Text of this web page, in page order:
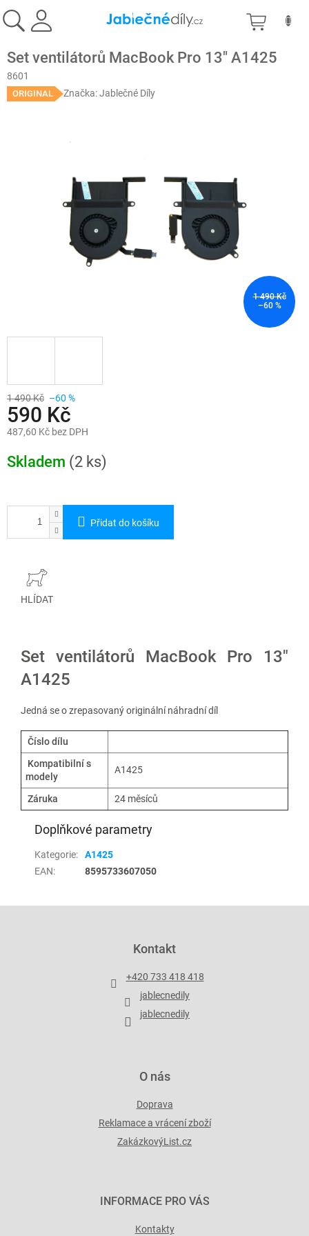
na
obsah
Set ventilátorů MacBook Pro 13" A1425
8601
ORIGINAL Značka:Jablečné Díly
1 490 Kč
–60 %
1 490 Kč –60 %
590 Kč
487,60 Kč bez DPH
cena:
Skladem (2 ks)
Přidat do košíku
HLÍDAT
Set ventilátorů MacBook Pro 13"
A1425
Jedná se o zrepasovaný originální náhradní díl
Číslo dílu
Kompatibilní s
modely
A1425
Záruka 24 měsíců
Doplňkové parametry
Kategorie:
A1425
EAN: 8595733607050
Kontakt
+420 733 418 418
jablecnedily
jablecnedily
O nás
Doprava
Reklamace a vrácení zboží
ZakázkovýList.cz
INFORMACE PRO VÁS
Kontakty